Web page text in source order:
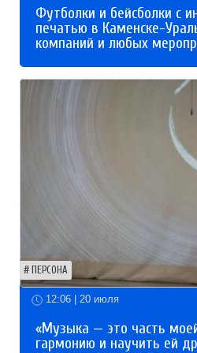
Футболки и бейсболки с
печатью в Каменске-
компаний и любых
ПЕРСОНА
12:06 | 20 июля
«Музыка — это часть
гармонию и научить ей